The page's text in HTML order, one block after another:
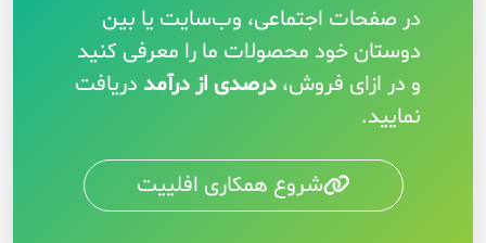
در صفحات اجتماعی، وب‌سایت یا بین
دوستان خود محصولات ما را معرفی کنید
و در ازای فروش، درصدی از درآمد دریافت
نمایید.
شروع همکاری افلییت